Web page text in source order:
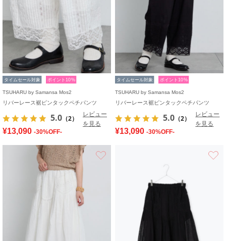
タイムセール対象 ポイント10%
TSUHARU by Samansa Mos2
リバーレース裾ピンタックペチパンツ
5.0 （2）
レビュー
を見る
¥13,090 -30%OFF-
タイムセール対象 ポイント10%
TSUHARU by Samansa Mos2
リバーレース裾ピンタックペチパンツ
5.0 （2）
レビュー
を見る
¥13,090 -30%OFF-